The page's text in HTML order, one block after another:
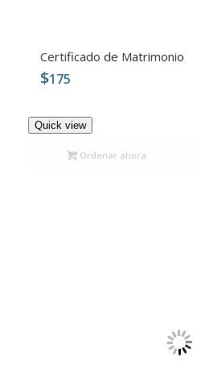
Certificado de Matrimonio
$175
Quick view
Ordenar ahora